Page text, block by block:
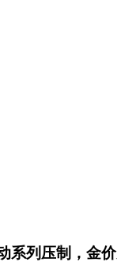
系列压制，金